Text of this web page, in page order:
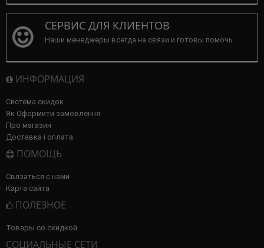
СЕРВИС ДЛЯ КЛИЕНТОВ
Наши менеджеры всегда на связи и готовы помочь
ИНФОРМАЦИЯ
Система скидок
Як Оформити замовлення
Про магазин
Доставка і оплата
ПОМОЩЬ
Связаться с нами
Карта сайта
ПОЛЕЗНОЕ
Товары со скидкой
СОЦИАЛЬНЫЕ СЕТИ